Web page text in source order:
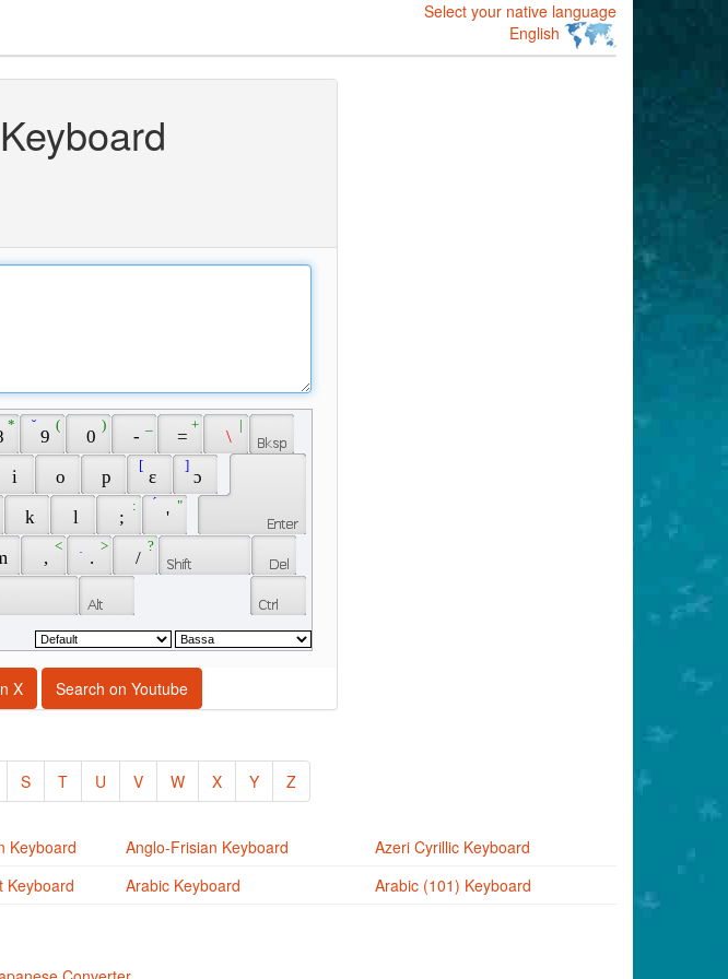
Select your native language
English
*
9
(
̆
0
)
- =
+
\
|
i o p ɛ
[
ɔ
]
k l ;
:
'
"
,
<
.
>
/
?
X Search on Youtube
S T U V W X Y Z
Keyboard Anglo-Frisian Keyboard
Azeri Cyrillic Keyboard
Keyboard Arabic Keyboard
Arabic (101) Keyboard